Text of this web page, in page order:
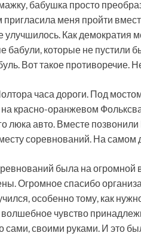
бабушка просто
меня пройти
улучшилось. Как демократия
бабули, которые не пустили
Вот такое противоречие.
часа дороги. Под
красно-оранжевом
люка авто. Вместе
соревнований. На самом
была на огромной
Огромное спасибо
особенно тому, как
чувство
своими руками. И это